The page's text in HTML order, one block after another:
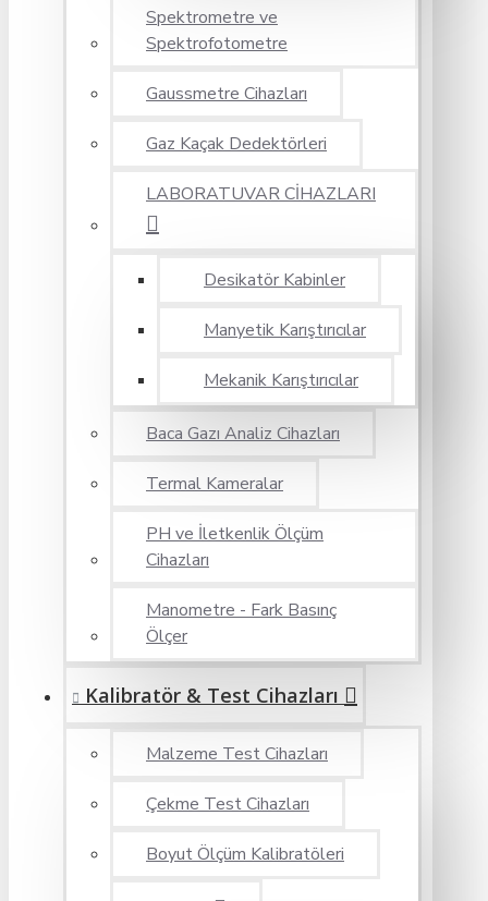
Spektrometre ve
Spektrofotometre
Gaussmetre Cihazları
Gaz Kaçak Dedektörleri
LABORATUVAR CİHAZLARI
Desikatör Kabinler
Manyetik Karıştırıcılar
Mekanik Karıştırıcılar
Baca Gazı Analiz Cihazları
Termal Kameralar
PH ve İletkenlik Ölçüm
Cihazları
Manometre - Fark Basınç
Ölçer
Kalibratör & Test Cihazları
Malzeme Test Cihazları
Çekme Test Cihazları
Boyut Ölçüm Kalibratöleri